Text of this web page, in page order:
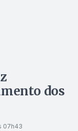
dos
07h43